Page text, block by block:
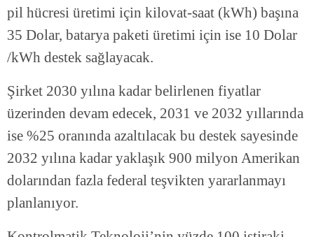
pil hücresi üretimi için kilovat-saat (kWh) başına
35 Dolar, batarya paketi üretimi için ise 10 Dolar
/kWh destek sağlayacak.
Şirket 2030 yılına kadar belirlenen fiyatlar
üzerinden devam edecek, 2031 ve 2032 yıllarında
ise %25 oranında azaltılacak bu destek sayesinde
2032 yılına kadar yaklaşık 900 milyon Amerikan
dolarından fazla federal teşvikten yararlanmayı
planlanıyor.